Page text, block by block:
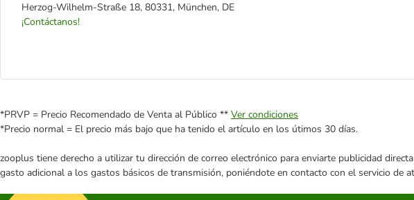
Herzog-Wilhelm-Straße 18, 80331, München, DE
¡Contáctanos!
*PRVP = Precio Recomendado de Venta al Público ** Ver condiciones
*Precio normal = El precio más bajo que ha tenido el artículo en los útimos 30 días.
zooplus tiene derecho a utilizar tu dirección de correo electrónico para enviarte publicidad
gasto adicional a los gastos básicos de transmisión, poniéndote en contacto con el servicio de